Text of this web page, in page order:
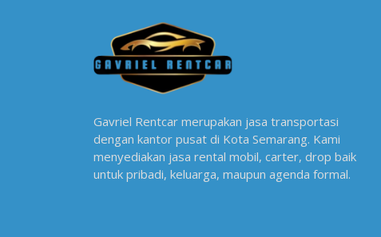
Gavriel Rentcar merupakan jasa transportasi
dengan kantor pusat di Kota Semarang. Kami
menyediakan jasa rental mobil, carter, drop baik
untuk pribadi, keluarga, maupun agenda formal.